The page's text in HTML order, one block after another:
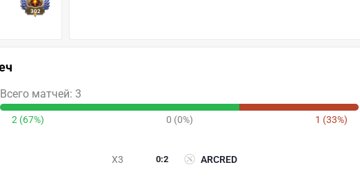
302
Всего матчей: 3
2 (67%) 0 (0%) 1 (33%)
X3 ARCRED
0:2